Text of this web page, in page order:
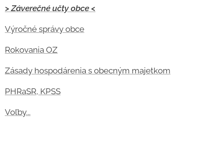
> Záverečné učty obce <
Výročné správy obce
Rokovania OZ
Zásady hospodárenia s obecným majetkom
PHRaSR, KPSS
Voľby...